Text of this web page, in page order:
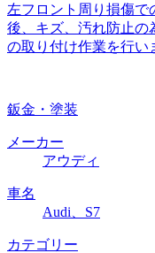
左フロント周り損傷で
後、キズ、汚れ防止の
の取り付け作業を行
鈑金・塗装
メーカー
アウディ
車名
Audi、S7
カテゴリー